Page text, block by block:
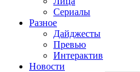
Сериалы
Разное
Дайджесты
Превью
Интерактив
Новости